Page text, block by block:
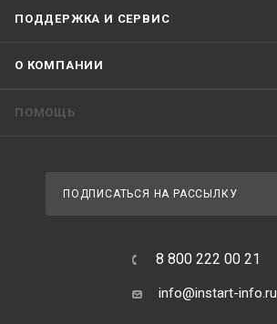
ПОДДЕРЖКА И СЕРВИС
О КОМПАНИИ
ПОМОЩЬ
ПОДПИСАТЬСЯ НА РАССЫЛКУ
8 800 222 00 21
info@instart-info.ru